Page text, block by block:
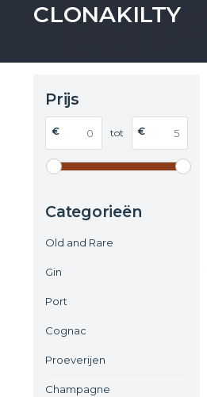
CLONAKILTY
Prijs
€ tot €
Categorieën
Old and Rare
Gin
Port
Cognac
Proeverijen
Champagne